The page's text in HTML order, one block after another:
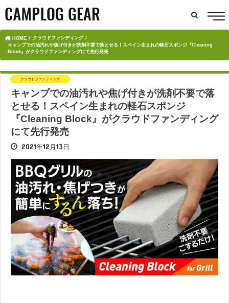
HOME
クラウドファンディング
キャンプでの油汚れや焦げ付きが洗剤不要で落とせる！スペイン生まれの軽石スポンジ『Cleaning
Block』がクラウドファンディングにて先行発売
クラウドファンディング
キャンプでの油汚れや焦げ付きが洗剤不要で落
とせる！スペイン生まれの軽石スポンジ
『Cleaning Block』がクラウドファンディング
にて先行発売
2021年12月13日